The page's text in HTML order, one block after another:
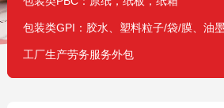
包装类GPI：胶水、塑料粒子/袋/膜、油
工厂生产劳务服务外包